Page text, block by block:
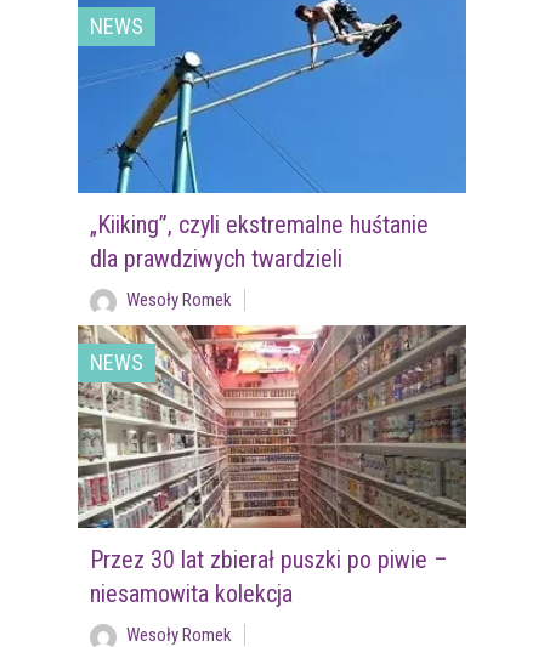
NEWS
„Kiiking”, czyli ekstremalne huśtanie
dla prawdziwych twardzieli
Wesoły Romek
NEWS
Przez 30 lat zbierał puszki po piwie –
niesamowita kolekcja
Wesoły Romek